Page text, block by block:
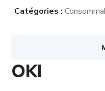
Catégories :
OKI